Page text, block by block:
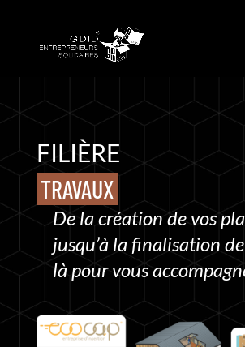
FILIÈRE
TRAVAUX
De la création de vos
jusqu’à la finalisation
là pour vous